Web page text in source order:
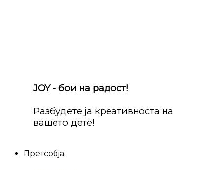
JOY - бои на радост!
Разбудете ја креативноста на
вашето дете!
Претсобја